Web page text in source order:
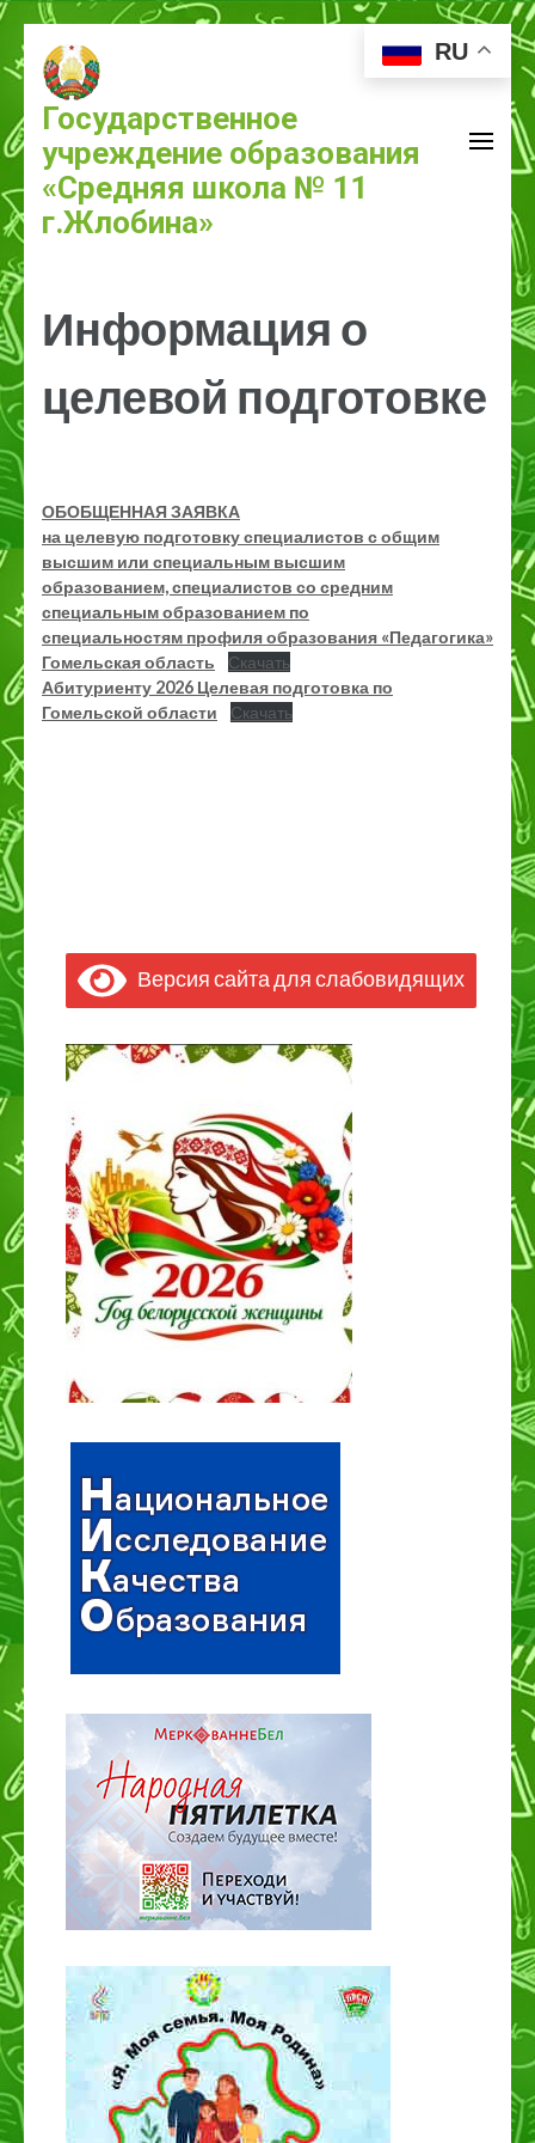
Государственное
учреждение образования
«Средняя школа № 11
г.Жлобина»
Информация о
целевой подготовке
ОБОБЩЕННАЯ ЗАЯВКА
на целевую подготовку специалистов с общим
высшим или специальным высшим
образованием, специалистов со средним
специальным образованием по
специальностям профиля образования «Педагогика»
Гомельская область
Скачать
Абитуриенту 2026 Целевая подготовка по
Гомельской области
Скачать
Версия сайта для слабовидящих
RU